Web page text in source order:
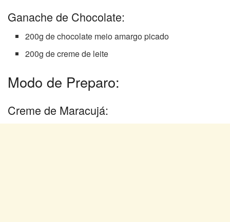
Ganache de Chocolate:
200g de chocolate meio amargo picado
200g de creme de leite
Modo de Preparo:
Creme de Maracujá: